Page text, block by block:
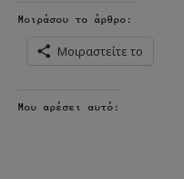
Μοιράσου το άρθρο:
Μοιραστείτε το
Μου αρέσει αυτό: